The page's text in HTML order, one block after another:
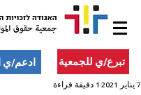
ادعم/ي تبرع/ي للجمعية
7 يناير 2021 1 دقيقة قراءة